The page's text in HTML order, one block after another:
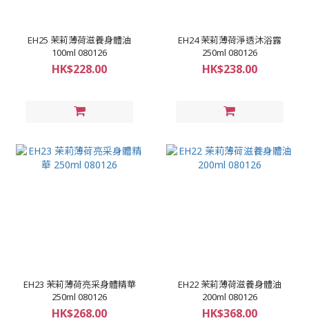
EH25 茉莉薄荷滋養身體油
100ml 080126
HK$228.00
EH24 茉莉薄荷淨透沐浴露
250ml 080126
HK$238.00
EH23 茉莉薄荷亮采身體精華
250ml 080126
HK$268.00
EH22 茉莉薄荷滋養身體油
200ml 080126
HK$368.00